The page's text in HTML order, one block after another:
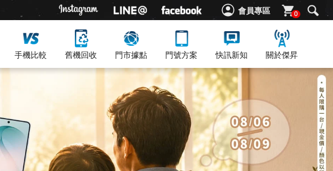
會員專區 0
手機比較 舊機回收 門市據點 門號方案 快訊新知 關於傑昇